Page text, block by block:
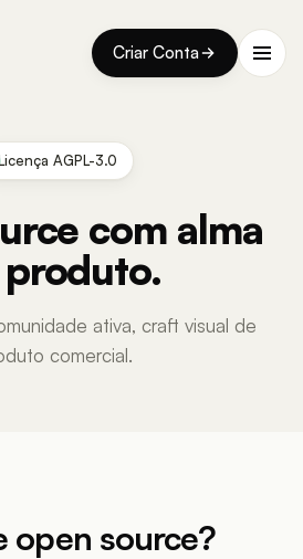
Criar Conta
AGPL-3.0
com alma
ativa, craft visual de
comercial.
open source?